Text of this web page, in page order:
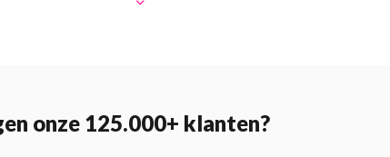
onze 125.000+ klanten?